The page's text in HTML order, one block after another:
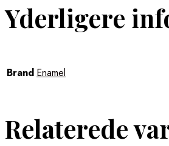
Yderligere
Brand Enamel
Relaterede